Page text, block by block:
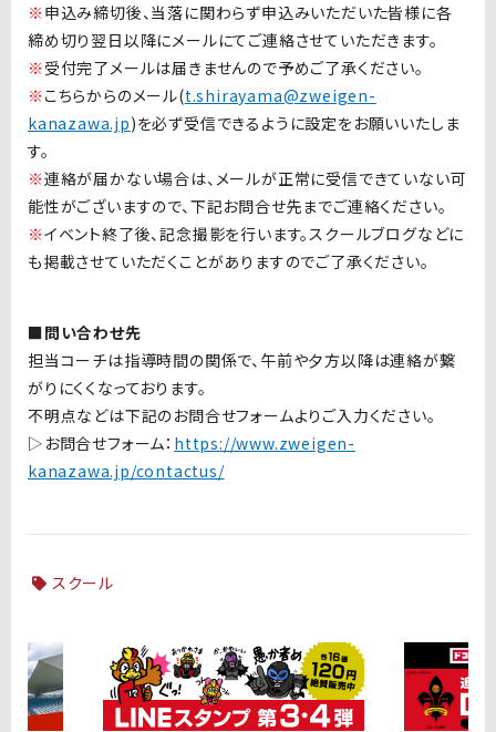
※ 申込み締切後、当落に関わらず申込みいただいた皆様に各
締め切り翌日以降にメールにてご連絡させていただきます。
※ 受付完了メールは届きませんので予めご了承ください。
※ こちらからのメール(t.shirayama@zweigen-
kanazawa.jp)を必ず受信できるように設定をお願いいたしま
す。
※連絡が届かない場合は、メールが正常に受信できていない可
能性がございますので、下記お問合せ先までご連絡ください。
※イベント終了後、記念撮影を行います。スクールブログなどに
も掲載させていただくことがありますのでご了承ください。
■問い合わせ先
担当コーチは指導時間の関係で、午前や夕方以降は連絡が繋
がりにくくなっております。
不明点などは下記のお問合せフォームよりご入力ください。
▷お問合せフォーム： https://www.zweigen-
kanazawa.jp/contactus/
スクール